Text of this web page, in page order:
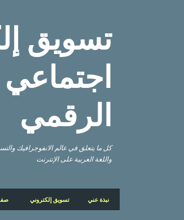
تسويق
اجتماعي
الرقمي
كل ما يتعلق في عالم الانفوجرافيك
واللغة العربية على الإنترنت
نبذة عني تسويق إلكتروني